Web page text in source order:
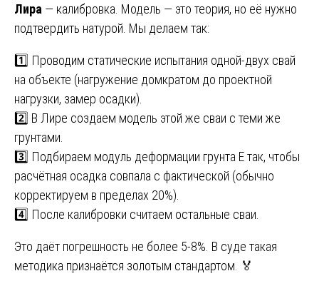
Лира — калибровка. Модель — это теория, но её нужно
подтвердить натурой. Мы делаем так:
1️⃣ Проводим статические испытания одной-двух свай
на объекте (нагружение домкратом до проектной
нагрузки, замер осадки).
2️⃣ В Лире создаем модель этой же сваи с теми же
грунтами.
3️⃣ Подбираем модуль деформации грунта E так, чтобы
расчётная осадка совпала с фактической (обычно
корректируем в пределах 20%).
4️⃣ После калибровки считаем остальные сваи.
Это даёт погрешность не более 5-8%. В суде такая
методика признаётся золотым стандартом. 🏅